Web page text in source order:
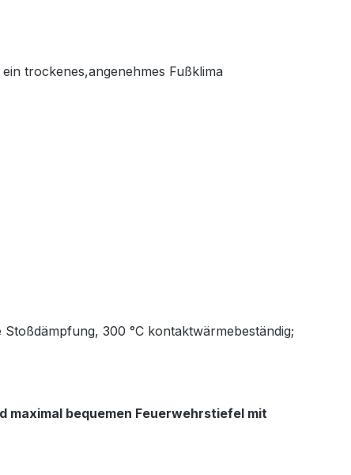
trockenes,angenehmes Fußklima
300 °C kontaktwärmebeständig;
maximal bequemen Feuerwehrstiefel mit